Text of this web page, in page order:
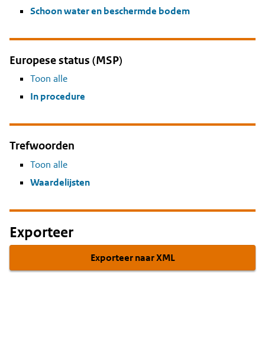
Schoon water en beschermde bodem
Europese status (MSP)
Toon alle
In procedure
Trefwoorden
Toon alle
Waardelijsten
Exporteer
Exporteer naar XML